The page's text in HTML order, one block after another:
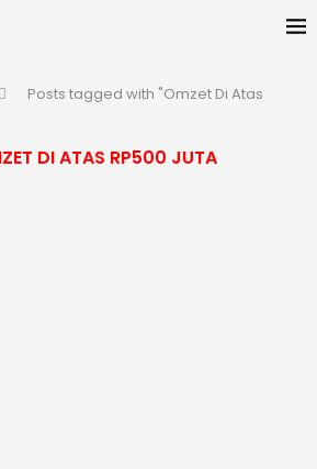
Posts tagged with "Omzet Di Atas
DI ATAS RP500 JUTA